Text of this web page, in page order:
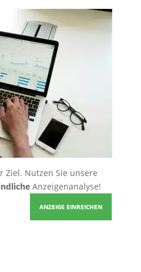
Ziel. Nutzen Sie unsere
Anzeigenanalyse!
ANZEIGE EINREICHEN